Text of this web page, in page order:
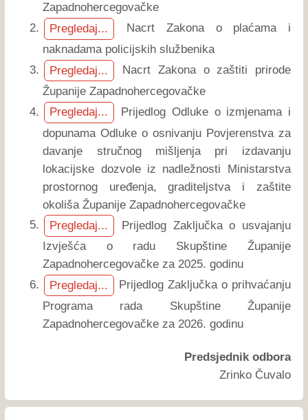
Zapadnohercegovačke
Pregledaj...
Nacrt Zakona o plaćama i
naknadama policijskih službenika
Pregledaj...
Nacrt Zakona o zaštiti prirode
Županije Zapadnohercegovačke
Pregledaj...
Prijedlog Odluke o izmjenama i
dopunama Odluke o osnivanju Povjerenstva za
davanje stručnog mišljenja pri izdavanju
lokacijske dozvole iz nadležnosti Ministarstva
prostornog uređenja, graditeljstva i zaštite
okoliša Županije Zapadnohercegovačke
Pregledaj...
Prijedlog Zaključka o usvajanju
Izvješća o radu Skupštine Županije
Zapadnohercegovačke za 2025. godinu
Pregledaj...
Prijedlog Zaključka o prihvaćanju
Programa rada Skupštine Županije
Zapadnohercegovačke za 2026. godinu
Predsjednik odbora
Zrinko Čuvalo